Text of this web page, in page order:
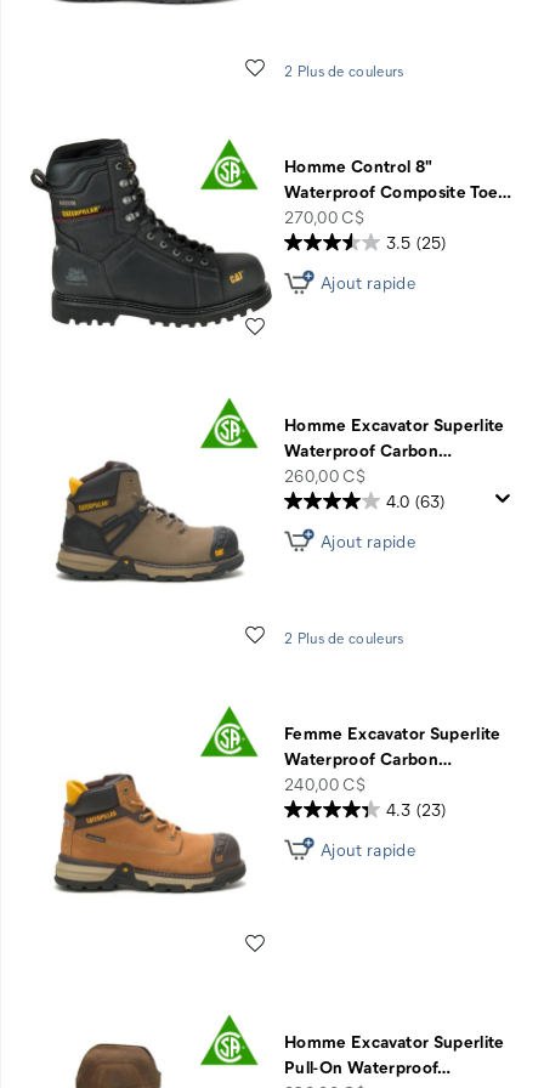
Liste de souhaits
2 Plus de couleurs
Homme Control 8"
Waterproof Composite Toe…
price
270,00 C$
3.5 (25)
Ajout rapide
Homme Excavator Superlite
Waterproof Carbon…
price
260,00 C$
Liste de souhaits
4.0 (63)
Ajout rapide
2 Plus de couleurs
Femme Excavator Superlite
Waterproof Carbon…
price
240,00 C$
4.3 (23)
Ajout rapide
Homme Excavator Superlite
Pull-On Waterproof…